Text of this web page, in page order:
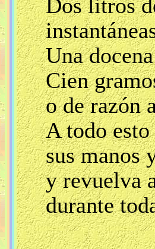
Dos litros
Una
Cien
o de razón
A todo esto
sus manos
y revuelva
durante